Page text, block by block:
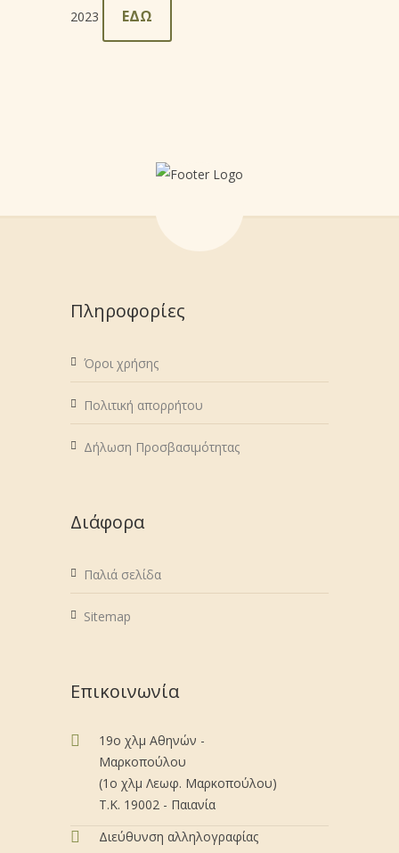
2023 ΕΔΩ
Πληροφορίες
Όροι χρήσης
Πολιτική απορρήτου
Δήλωση Προσβασιμότητας
Διάφορα
Παλιά σελίδα
Sitemap
Επικοινωνία
19ο χλμ Αθηνών -
Μαρκοπούλου
(1ο χλμ Λεωφ. Μαρκοπούλου)
Τ.Κ. 19002 - Παιανία
Διεύθυνση αλληλογραφίας